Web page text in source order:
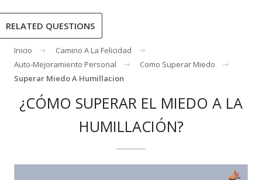
RELATED QUESTIONS
Inicio
Camino A La Felicidad
Auto-Mejoramiento Personal
Como Superar Miedo
Superar Miedo A Humillacion
¿CÓMO SUPERAR EL MIEDO A LA
HUMILLACIÓN?